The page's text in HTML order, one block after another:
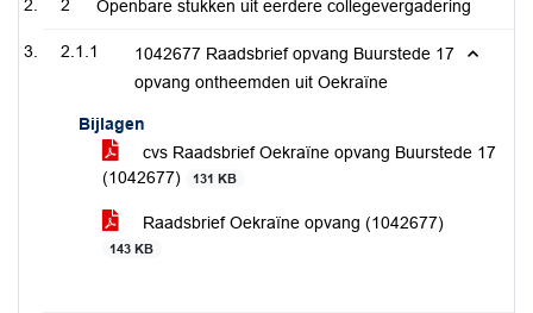
2 Openbare stukken uit eerdere collegevergadering
2.1.1
1042677 Raadsbrief opvang Buurstede 17
opvang ontheemden uit Oekraïne
Bijlagen
cvs Raadsbrief Oekraïne opvang Buurstede 17
(1042677)
131 KB
Raadsbrief Oekraïne opvang (1042677)
143 KB